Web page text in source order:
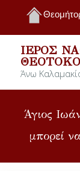
ΙΕΡΌΣ
Άνω
Άγιος
μπορεί